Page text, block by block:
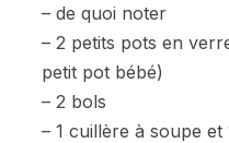
– de quoi noter
– 2 petits pots en
petit pot bébé)
– 2 bols
– 1 cuillère à soupe